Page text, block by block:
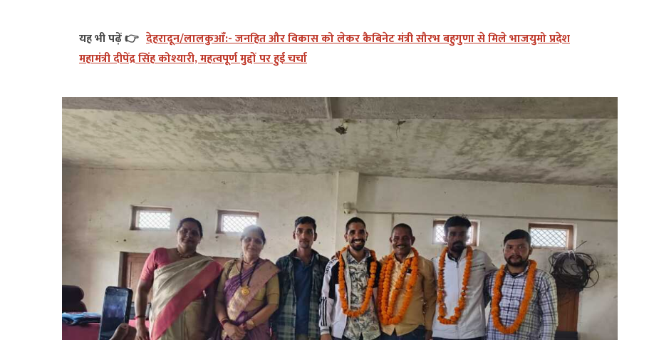
यह भी पढ़ें 👉 देहरादून/लालकुआँ:- जनहित और विकास को लेकर कैबिनेट मंत्री सौरभ बहुगुणा से मिले भाजयुमो प्रदेश
महामंत्री दीपेंद्र सिंह कोश्यारी, महत्वपूर्ण मुद्दों पर हुई चर्चा